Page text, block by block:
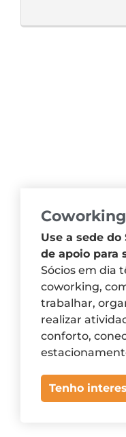
Coworking
Use a sede do
de apoio para
Sócios em dia
coworking,
trabalhar,
realizar
conforto,
Tenho